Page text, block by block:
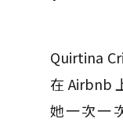
Quirtina
在 Airbnb
她一次一